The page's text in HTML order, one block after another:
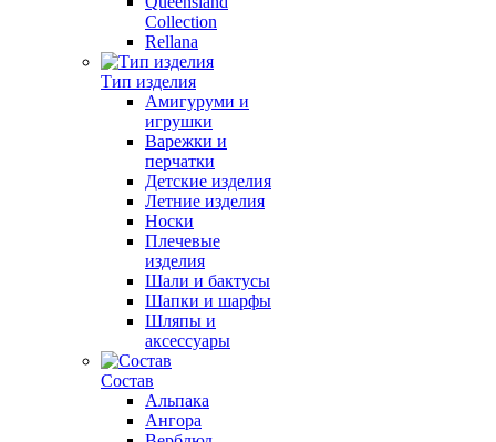
Collection
Rellana
Тип изделия
Амигуруми и
игрушки
Варежки и
перчатки
Детские изделия
Летние изделия
Носки
Плечевые
изделия
Шали и бактусы
Шапки и шарфы
Шляпы и
аксессуары
Состав
Альпака
Ангора